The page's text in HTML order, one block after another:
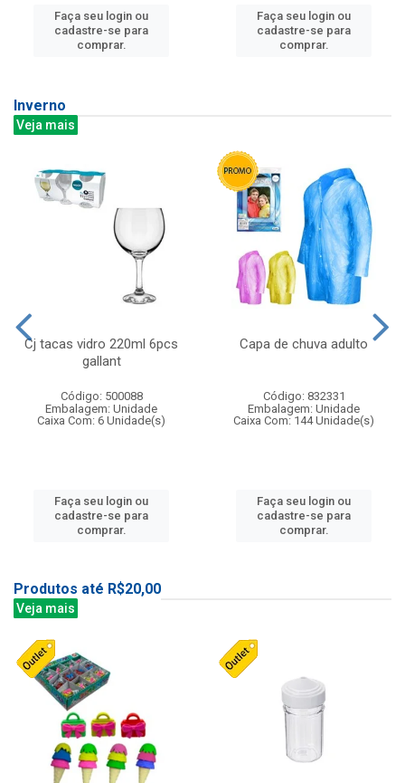
Faça seu login ou
cadastre-se para
comprar.
Faça seu login ou
cadastre-se para
comprar.
Inverno
Veja mais
Cj tacas vidro 220ml 6pcs
gallant
Código: 500088
Embalagem: Unidade
Caixa Com: 6 Unidade(s)
Faça seu login ou
cadastre-se para
comprar.
Capa de chuva adulto
Código: 832331
Embalagem: Unidade
Caixa Com: 144 Unidade(s)
Faça seu login ou
cadastre-se para
comprar.
Produtos até R$20,00
Veja mais